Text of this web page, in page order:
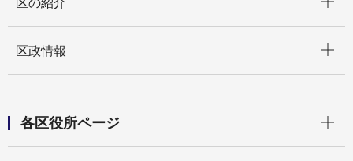
区政情報
各区役所ページ